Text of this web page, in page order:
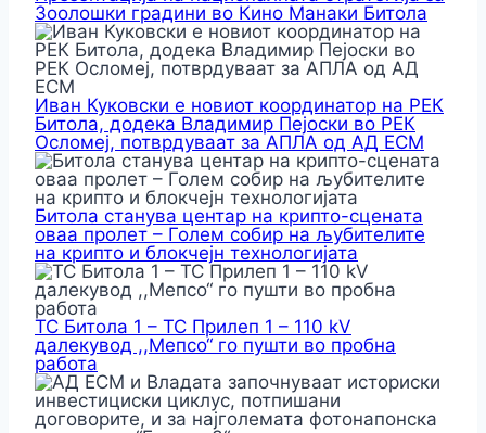
Зоолошки градини во Кино Манаки Битола
Иван Куковски е новиот координатор на РЕК
Битола, додека Владимир Пејоски во РЕК
Осломеј, потврдуваат за АПЛА од АД ЕСМ
Битола станува центар на крипто-сцената
оваа пролет – Голем собир на љубителите
на крипто и блокчејн технологијата
ТС Битола 1 – ТС Прилеп 1 – 110 kV
далекувод ,,Мепсо“ го пушти во пробна
работа